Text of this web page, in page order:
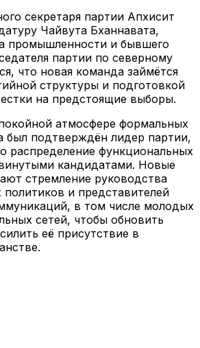
секретаря партии Апхисит
Чайвута Бханнавата,
промышленности и бывшего
партии по северному
что новая команда займётся
структуры и подготовкой
на предстоящие выборы.
атмосфере формальных
был подтверждён лидер партии,
распределение функциональных
кандидатами. Новые
стремление руководства
и представителей
в том числе молодых
сетей, чтобы обновить
её присутствие в